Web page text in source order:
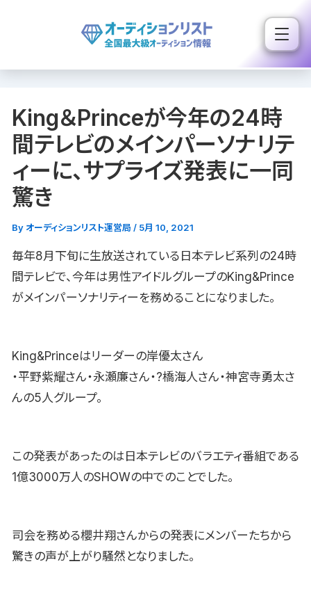
ス
King＆Princeが今年の24時
間テレビのメインパーソナリテ
ィーに、サプライズ発表に一同
驚き
By オーディションリスト運営局 / 5月 10, 2021
毎年8月下旬に生放送されている日本テレビ系列の24時
間テレビで、今年は男性アイドルグループのKing&Prince
がメインパーソナリティーを務めることになりました。
King&Princeはリーダーの岸優太さん
・平野紫耀さん・永瀬廉さん・?橋海人さん・神宮寺勇太さ
んの5人グループ。
この発表があったのは日本テレビのバラエティ番組である
1億3000万人のSHOWの中でのことでした。
司会を務める櫻井翔さんからの発表にメンバーたちから
驚きの声が上がり騒然となりました。